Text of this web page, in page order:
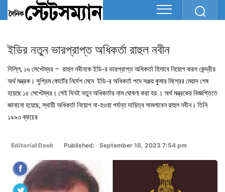
ইডির নতুন ভারপ্রাপ্ত অধিকর্তা রাহুল নবীন
দিল্লি, ১৬ সেপ্টেম্বর – রাহুল নবীনকে ইডি-র ভারপ্রাপ্ত অধিকর্তা হিসাবে নিয়োগ করল কেন্দ্রীয়
অর্থ মন্ত্রক। সুপ্রিম কোর্টের নির্দেশ মেনে ইডি-র অধিকর্তা পদে সঞ্জয় কুমার মিশ্রের মেয়াদ শেষ
হয়েছে ১৫ সেপ্টেম্বর। সেই দিনই নতুন অধিকর্তার নাম ঘোষণা করা হয় । অর্থ মন্ত্রকের বিজ্ঞপ্তিতে
জানানো হয়েছে, স্থায়ী অধিকর্তা নিয়োগ না-হওয়া পর্যন্ত দায়িত্ব সামলাবেন রাহুল নবীন। তিনি
১৯৯৩ ব্যাচের
Editorial Desk Published: September 16, 2023 7:54 pm